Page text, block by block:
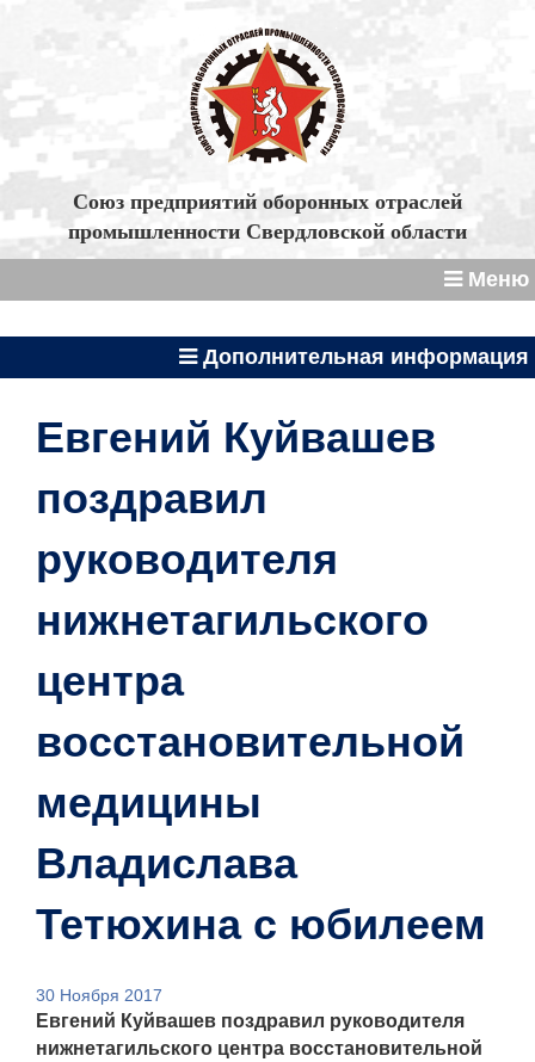
Союз предприятий оборонных отраслей
промышленности Свердловской области
Меню
Дополнительная информация
Евгений Куйвашев
поздравил
руководителя
нижнетагильского
центра
восстановительной
медицины
Владислава
Тетюхина с юбилеем
30 Ноября 2017
Евгений Куйвашев поздравил руководителя
нижнетагильского центра восстановительной